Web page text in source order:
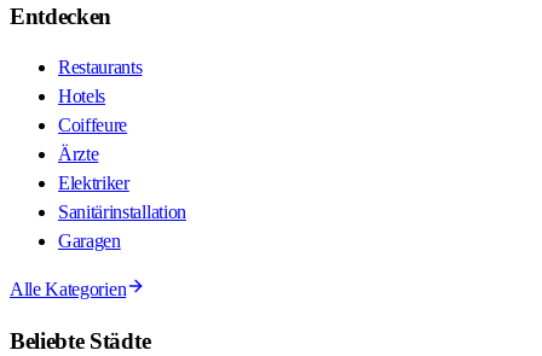
Entdecken
Restaurants
Hotels
Coiffeure
Ärzte
Elektriker
Sanitärinstallation
Garagen
Alle Kategorien
Beliebte Städte